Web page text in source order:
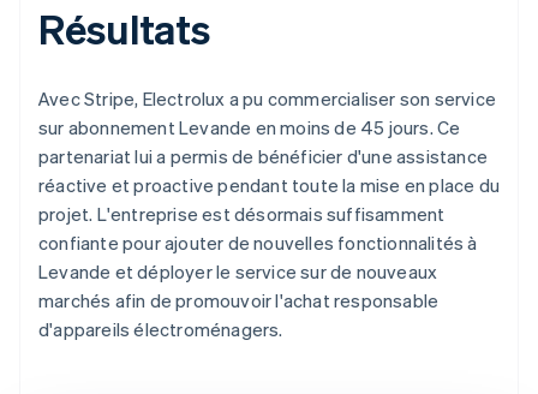
Résultats
Avec Stripe, Electrolux a pu commercialiser son service
sur abonnement Levande en moins de 45 jours. Ce
partenariat lui a permis de bénéficier d'une assistance
réactive et proactive pendant toute la mise en place du
projet. L'entreprise est désormais suffisamment
confiante pour ajouter de nouvelles fonctionnalités à
Levande et déployer le service sur de nouveaux
marchés afin de promouvoir l'achat responsable
d'appareils électroménagers.